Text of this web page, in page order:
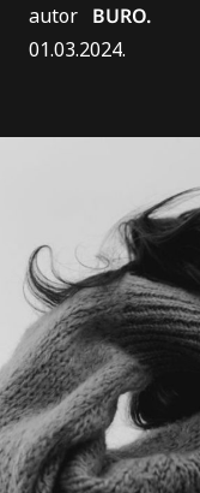
autor BURO.
01.03.2024.